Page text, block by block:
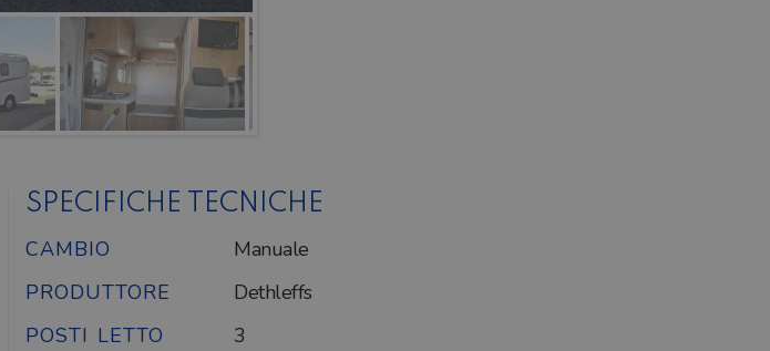
SPECIFICHE TECNICHE
CAMBIO
Manuale
PRODUTTORE
Dethleffs
POSTI LETTO
3